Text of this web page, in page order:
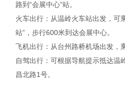
路到“会展中心”站。
火车出行：从温岭火车站出发，可
站”，步行600米到达会展中心。
飞机出行：从台州路桥机场出发，
自驾出行：可根据导航提示抵达温
昌北路1号。